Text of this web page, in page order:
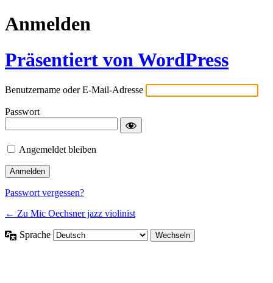
Anmelden
Präsentiert von WordPress
Benutzername oder E-Mail-Adresse
Passwort
Angemeldet bleiben
Passwort vergessen?
← Zu Mic Oechsner jazz violinist
Sprache